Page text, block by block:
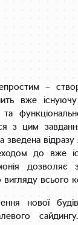
–
вже
з цим
до вже
дозволяє
вигляду всього
нової